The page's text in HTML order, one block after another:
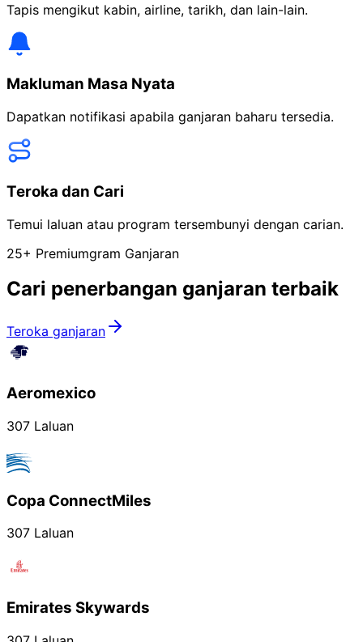
Tapis mengikut kabin, airline, tarikh, dan lain-lain.
Makluman Masa Nyata
Dapatkan notifikasi apabila ganjaran baharu tersedia.
Teroka dan Cari
Temui laluan atau program tersembunyi dengan carian.
25+ Premiumgram Ganjaran
Cari penerbangan ganjaran terbaik
Teroka ganjaran
Aeromexico
307 Laluan
Copa ConnectMiles
307 Laluan
Emirates Skywards